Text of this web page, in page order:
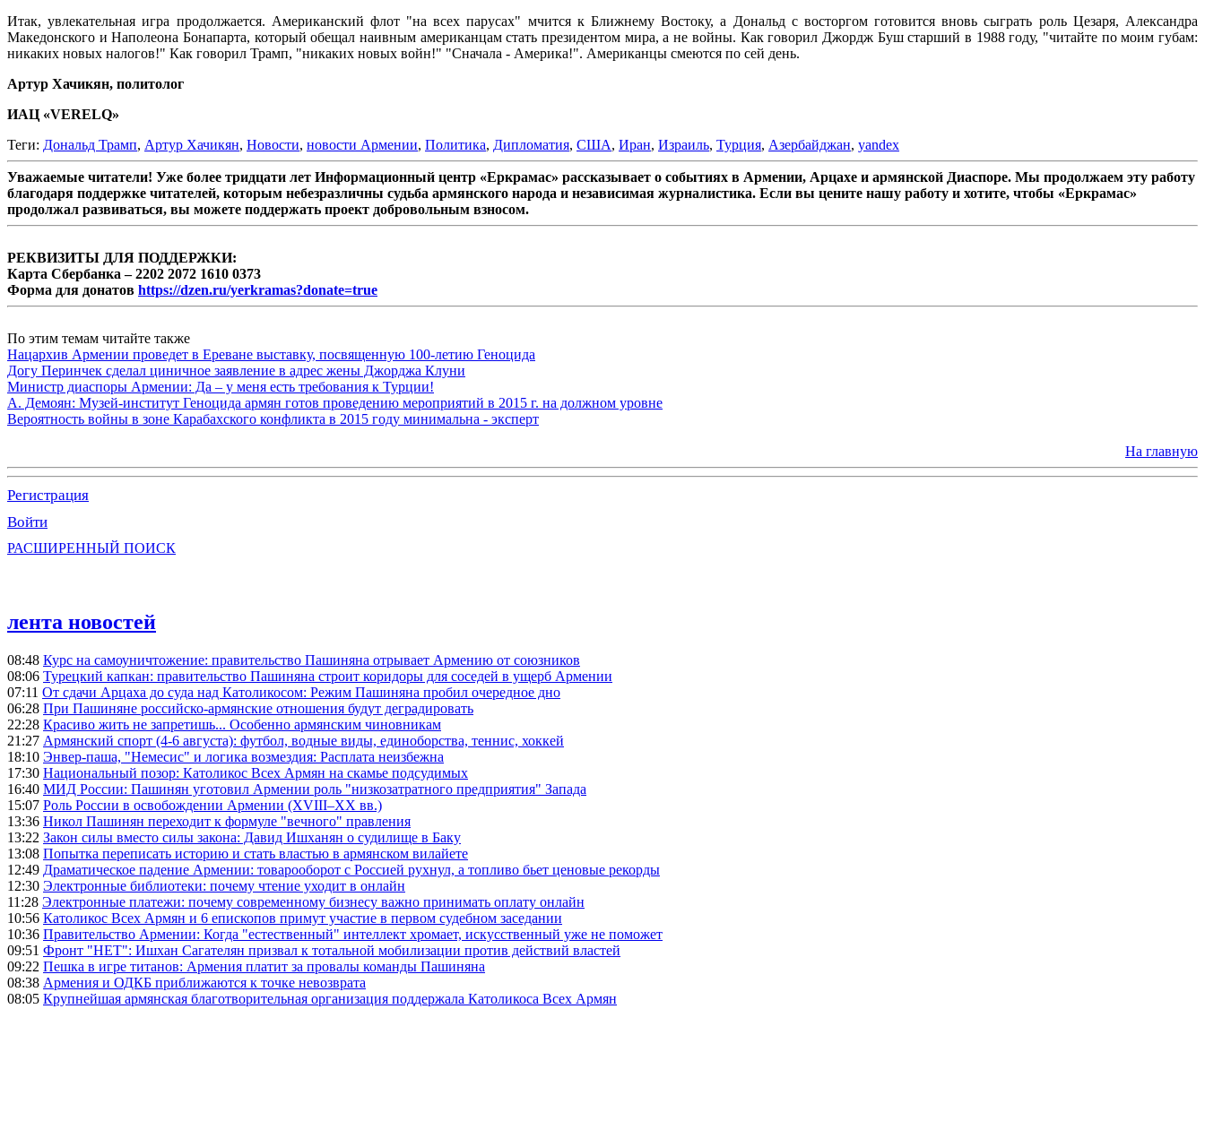
Итак, увлекательная игра продолжается. Американский флот "на всех парусах" мчится к Ближнему Востоку, а Дональд с восторгом готовится вновь сыграть роль Цезаря, Александра
Македонского и Наполеона Бонапарта, который обещал наивным американцам стать президентом мира, а не войны. Как говорил Джордж Буш старший в 1988 году, "читайте по моим губам:
никаких новых налогов!" Как говорил Трамп, "никаких новых войн!" "Сначала - Америка!". Американцы смеются по сей день.
Артур Хачикян, политолог
ИАЦ «VERELQ»
Теги: Дональд Трамп, Артур Хачикян, Новости, новости Армении, Политика, Дипломатия, США, Иран, Израиль, Турция, Азербайджан, yandex
Уважаемые читатели! Уже более тридцати лет Информационный центр «Еркрамас» рассказывает о событиях в Армении, Арцахе и армянской Диаспоре. Мы продолжаем эту работу
благодаря поддержке читателей, которым небезразличны судьба армянского народа и независимая журналистика. Если вы цените нашу работу и хотите, чтобы «Еркрамас»
продолжал развиваться, вы можете поддержать проект добровольным взносом.
РЕКВИЗИТЫ ДЛЯ ПОДДЕРЖКИ:
Карта Сбербанка – 2202 2072 1610 0373
Форма для донатов https://dzen.ru/yerkramas?donate=true
По этим темам читайте также
Нацархив Армении проведет в Ереване выставку, посвященную 100-летию Геноцида
Догу Перинчек сделал циничное заявление в адрес жены Джорджа Клуни
Министр диаспоры Армении: Да – у меня есть требования к Турции!
А. Демоян: Музей-институт Геноцида армян готов проведению мероприятий в 2015 г. на должном уровне
Вероятность войны в зоне Карабахского конфликта в 2015 году минимальна - эксперт
На главную
Регистрация
Войти
РАСШИРЕННЫЙ ПОИСК
лента новостей
08:48 Курс на самоуничтожение: правительство Пашиняна отрывает Армению от союзников
08:06 Турецкий капкан: правительство Пашиняна строит коридоры для соседей в ущерб Армении
07:11 От сдачи Арцаха до суда над Католикосом: Режим Пашиняна пробил очередное дно
06:28 При Пашиняне российско-армянские отношения будут деградировать
22:28 Красиво жить не запретишь... Особенно армянским чиновникам
21:27 Армянский спорт (4-6 августа): футбол, водные виды, единоборства, теннис, хоккей
18:10 Энвер-паша, "Немесис" и логика возмездия: Расплата неизбежна
17:30 Национальный позор: Католикос Всех Армян на скамье подсудимых
16:40 МИД России: Пашинян уготовил Армении роль "низкозатратного предприятия" Запада
15:07 Роль России в освобождении Армении (XVIII–XX вв.)
13:36 Никол Пашинян переходит к формуле "вечного" правления
13:22 Закон силы вместо силы закона: Давид Ишханян о судилище в Баку
13:08 Попытка переписать историю и стать властью в армянском вилайете
12:49 Драматическое падение Армении: товарооборот с Россией рухнул, а топливо бьет ценовые рекорды
12:30 Электронные библиотеки: почему чтение уходит в онлайн
11:28 Электронные платежи: почему современному бизнесу важно принимать оплату онлайн
10:56 Католикос Всех Армян и 6 епископов примут участие в первом судебном заседании
10:36 Правительство Армении: Когда "естественный" интеллект хромает, искусственный уже не поможет
09:51 Фронт "НЕТ": Ишхан Сагателян призвал к тотальной мобилизации против действий властей
09:22 Пешка в игре титанов: Армения платит за провалы команды Пашиняна
08:38 Армения и ОДКБ приближаются к точке невозврата
08:05 Крупнейшая армянская благотворительная организация поддержала Католикоса Всех Армян